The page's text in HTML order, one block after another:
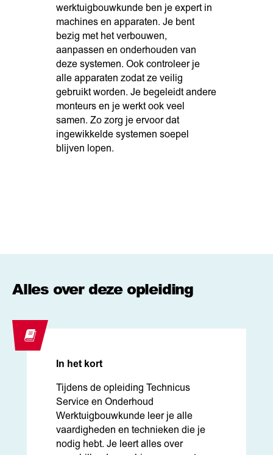
werktuigbouwkunde ben je expert in
machines en apparaten. Je bent
bezig met het verbouwen,
aanpassen en onderhouden van
deze systemen. Ook controleer je
alle apparaten zodat ze veilig
gebruikt worden. Je begeleidt andere
monteurs en je werkt ook veel
samen. Zo zorg je ervoor dat
ingewikkelde systemen soepel
blijven lopen.
Alles over deze opleiding
In het kort
Tijdens de opleiding Technicus
Service en Onderhoud
Werktuigbouwkunde leer je alle
vaardigheden en technieken die je
nodig hebt. Je leert alles over